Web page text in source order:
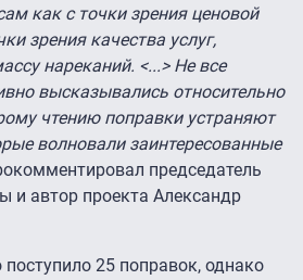
как с точки зрения ценовой
зрения качества услуг,
нареканий. <...> Не все
высказывались относительно
чтению поправки устраняют
волновали заинтересованные
председатель
и автор проекта Александр
поступило 25 поправок, однако